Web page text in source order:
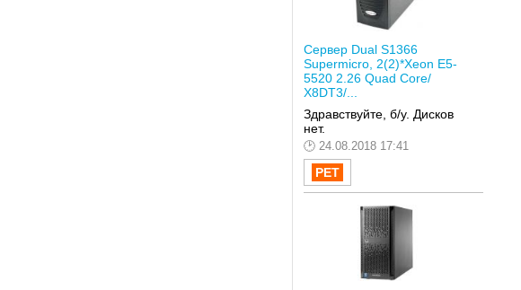
Свяжитесь с любым
требуемую конфигурацию и
мы подберем варианты.
Сервер Dual S1366
Supermicro, 2(2)*Xeon E5-
5520 2.26 Quad Core/
X8DT3/...
Здравствуйте, б/у. Дисков
нет.
24.08.2018 17:41